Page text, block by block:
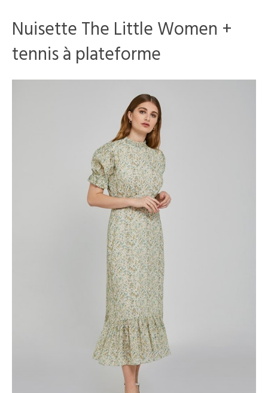
Nuisette The Little Women +
tennis à plateforme